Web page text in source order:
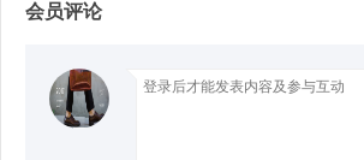
会员评论